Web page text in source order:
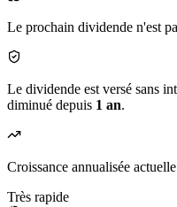
Le prochain dividende n'est
Le dividende est versé sans
diminué depuis 1 an.
Croissance annualisée
Très rapide